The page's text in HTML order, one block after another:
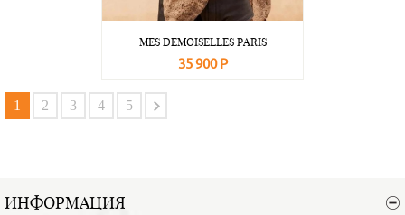
MES DEMOISELLES PARIS
35 900 Р
В корзину
1 2 3 4 5
ИНФОРМАЦИЯ